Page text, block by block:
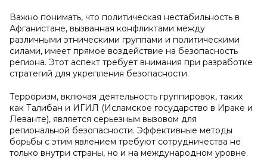
Важно понимать, что политическая нестабильность в
Афганистане, вызванная конфликтами между
различными этническими группами и политическими
силами, имеет прямое воздействие на безопасность
региона. Этот аспект требует внимания при разработке
стратегий для укрепления безопасности.
Терроризм, включая деятельность группировок, таких
как Талибан и ИГИЛ (Исламское государство в Ираке и
Леванте), является серьезным вызовом для
региональной безопасности. Эффективные методы
борьбы с этим явлением требуют сотрудничества не
только внутри страны, но и на международном уровне.